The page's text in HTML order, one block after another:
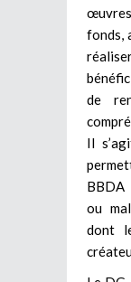
fonds,
de
Il
BBDA
ou
dont